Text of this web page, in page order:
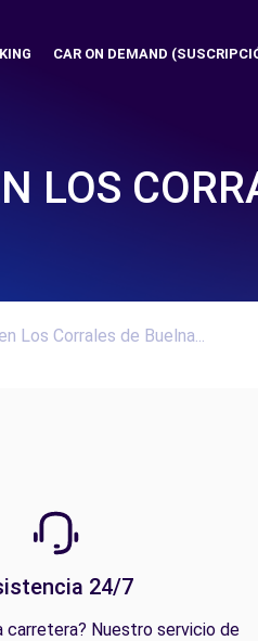
CAR ON DEMAND
LOS
Los Corrales de Buelna...
24/7
carretera? Nuestro servicio de